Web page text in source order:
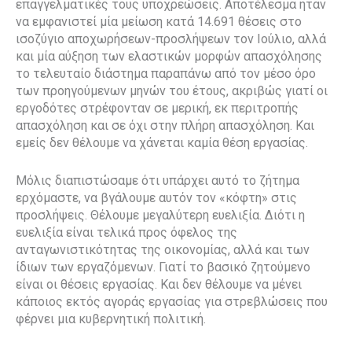
επαγγελματικές τους υποχρεώσεις. Αποτέλεσμα ήταν
να εμφανιστεί μία μείωση κατά 14.691 θέσεις στο
ισοζύγιο αποχωρήσεων-προσλήψεων τον Ιούλιο, αλλά
και μία αύξηση των ελαστικών μορφών απασχόλησης
το τελευταίο διάστημα παραπάνω από τον μέσο όρο
των προηγούμενων μηνών του έτους, ακριβώς γιατί οι
εργοδότες στρέφονταν σε μερική, εκ περιτροπής
απασχόληση και σε όχι στην πλήρη απασχόληση. Και
εμείς δεν θέλουμε να χάνεται καμία θέση εργασίας.
Μόλις διαπιστώσαμε ότι υπάρχει αυτό το ζήτημα
ερχόμαστε, να βγάλουμε αυτόν τον «κόφτη» στις
προσλήψεις. Θέλουμε μεγαλύτερη ευελιξία. Διότι η
ευελιξία είναι τελικά προς όφελος της
ανταγωνιστικότητας της οικονομίας, αλλά και των
ίδιων των εργαζόμενων. Γιατί το βασικό ζητούμενο
είναι οι θέσεις εργασίας. Και δεν θέλουμε να μένει
κάποιος εκτός αγοράς εργασίας για στρεβλώσεις που
φέρνει μια κυβερνητική πολιτική.